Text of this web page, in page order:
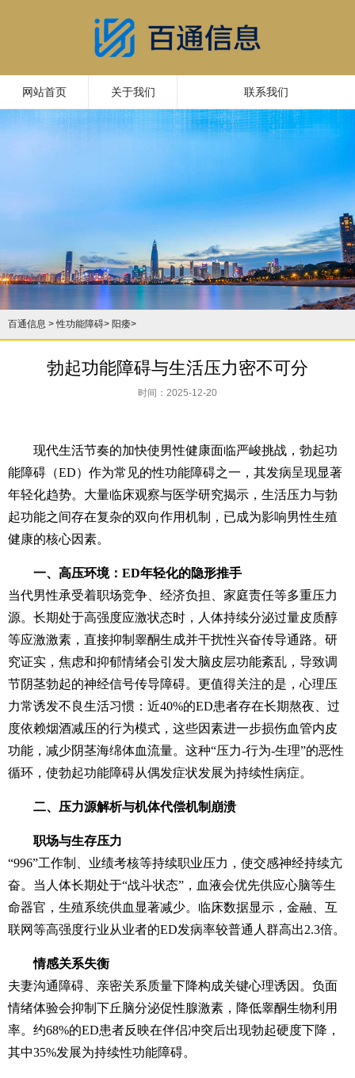
网站首页 关于我们 联系我们
百通信息 >性功能障碍> 阳痿>
勃起功能障碍与生活压力密不可分
时间：2025-12-20
现代生活节奏的加快使男性健康面临严峻挑战，勃起功
能障碍（ED）作为常见的性功能障碍之一，其发病呈现显著
年轻化趋势。大量临床观察与医学研究揭示，生活压力与勃
起功能之间存在复杂的双向作用机制，已成为影响男性生殖
健康的核心因素。
一、高压环境：ED年轻化的隐形推手
当代男性承受着职场竞争、经济负担、家庭责任等多重压力
源。长期处于高强度应激状态时，人体持续分泌过量皮质醇
等应激激素，直接抑制睾酮生成并干扰性兴奋传导通路。研
究证实，焦虑和抑郁情绪会引发大脑皮层功能紊乱，导致调
节阴茎勃起的神经信号传导障碍。更值得关注的是，心理压
力常诱发不良生活习惯：近40%的ED患者存在长期熬夜、过
度依赖烟酒减压的行为模式，这些因素进一步损伤血管内皮
功能，减少阴茎海绵体血流量。这种“压力-行为-生理”的恶性
循环，使勃起功能障碍从偶发症状发展为持续性病症。
二、压力源解析与机体代偿机制崩溃
职场与生存压力
“996”工作制、业绩考核等持续职业压力，使交感神经持续亢
奋。当人体长期处于“战斗状态”，血液会优先供应心脑等生
命器官，生殖系统供血显著减少。临床数据显示，金融、互
联网等高强度行业从业者的ED发病率较普通人群高出2.3倍。
情感关系失衡
夫妻沟通障碍、亲密关系质量下降构成关键心理诱因。负面
情绪体验会抑制下丘脑分泌促性腺激素，降低睾酮生物利用
率。约68%的ED患者反映在伴侣冲突后出现勃起硬度下降，
其中35%发展为持续性功能障碍。